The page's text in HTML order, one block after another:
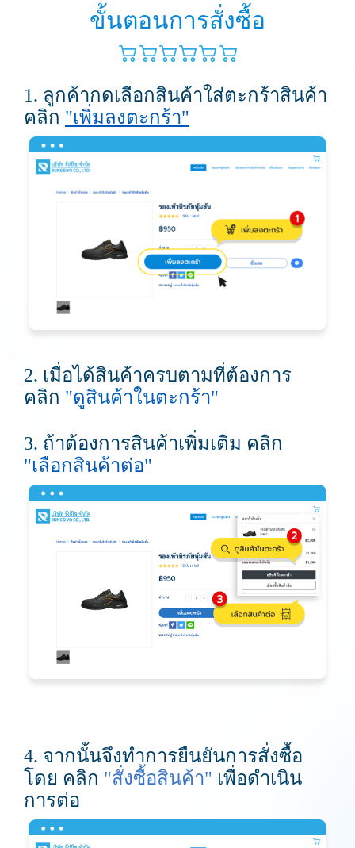
ขั้นตอนการสั่งซื้อ
1. ลูกค้ากดเลือกสินค้าใส่ตะกร้าสินค้า
คลิก "เพิ่มลงตะกร้า"
2. เมื่อได้สินค้าครบตามที่ต้องการ
คลิก "ดูสินค้าในตะกร้า"
3. ถ้าต้องการสินค้าเพิ่มเติม คลิก
"เลือกสินค้าต่อ"
4. จากนั้นจึงทำการยืนยันการสั่งซื้อ
โดย คลิก "สั่งซื้อสินค้า" เพื่อดำเนิน
การต่อ